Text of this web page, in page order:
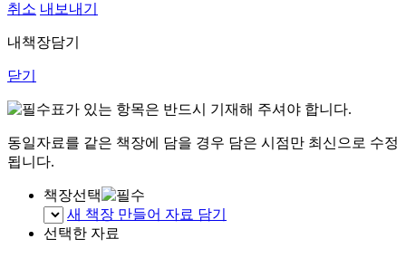
취소 내보내기
내책장담기
닫기
표가 있는 항목은 반드시 기재해 주셔야 합니다.
동일자료를 같은 책장에 담을 경우 담은 시점만 최신으로 수정
됩니다.
책장선택
새 책장 만들어 자료 담기
선택한 자료